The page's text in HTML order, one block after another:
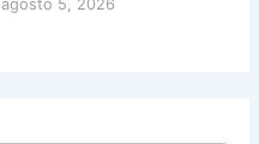
agosto 5, 2026